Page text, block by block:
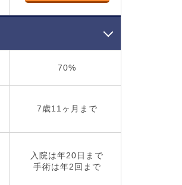
70%
7歳11ヶ月まで
入院は年20日まで
手術は年2回まで